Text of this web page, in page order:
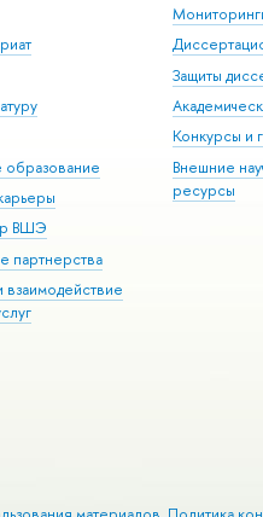
ВШЭ
партнерства
взаимодействие
Защиты
Конкурсы и
Внешние
ресурсы